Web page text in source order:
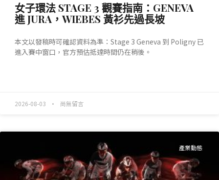
女子環法 STAGE 3 觀賽指南：GENEVA
進 JURA，WIEBES 黃衫先過長坡
本文以發稿時可確認資料為準：Stage 3 Geneva 到 Poligny 已
進入賽中窗口，官方預估抵達時間仍在稍後。
2026-08-03 尚無留言
產業動態